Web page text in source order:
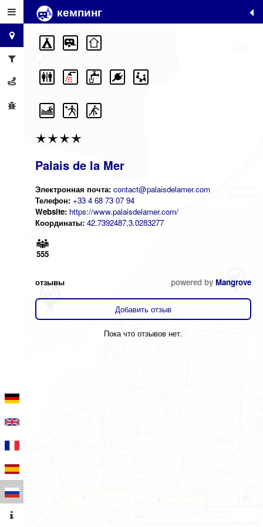
кемпинг
Palais de la Mer
Электронная почта: contact@palaisdelamer.com
Телефон: +33 4 68 73 07 94
Website: https://www.palaisdelamer.com/
Координаты: 42.7392487,3.0283277
555
отзывы powered by Mangrove
Добавить отзыв
Пока что отзывов нет.
+
−